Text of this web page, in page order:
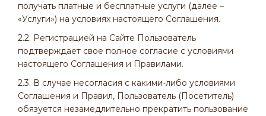
получать платные и бесплатные услуги (далее –
«Услуги») на условиях настоящего Соглашения.
2.2. Регистрацией на Сайте Пользователь
подтверждает свое полное согласие с условиями
настоящего Соглашения и Правилами.
2.3. В случае несогласия с какими-либо условиями
Соглашения и Правил, Пользователь (Посетитель)
обязуется незамедлительно прекратить пользование